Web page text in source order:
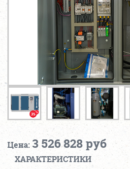
Цена: 3 526 828 руб
ХАРАКТЕРИСТИКИ